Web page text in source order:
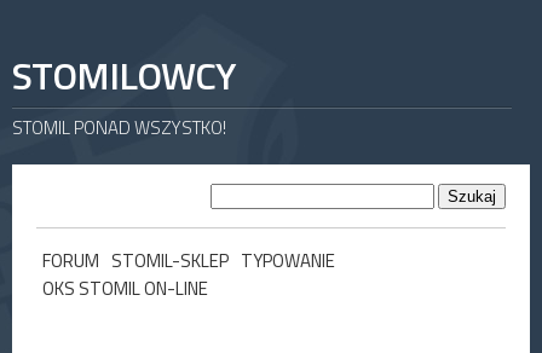
STOMILOWCY
STOMIL PONAD WSZYSTKO!
FORUM STOMIL-SKLEP TYPOWANIE
OKS STOMIL ON-LINE